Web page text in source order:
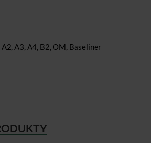
A3, A4, B2, OM, Baseliner